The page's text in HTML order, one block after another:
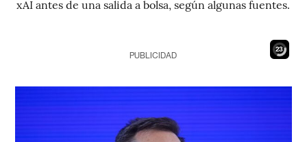
xAI antes de una salida a bolsa, según algunas fuentes.
21
PUBLICIDAD